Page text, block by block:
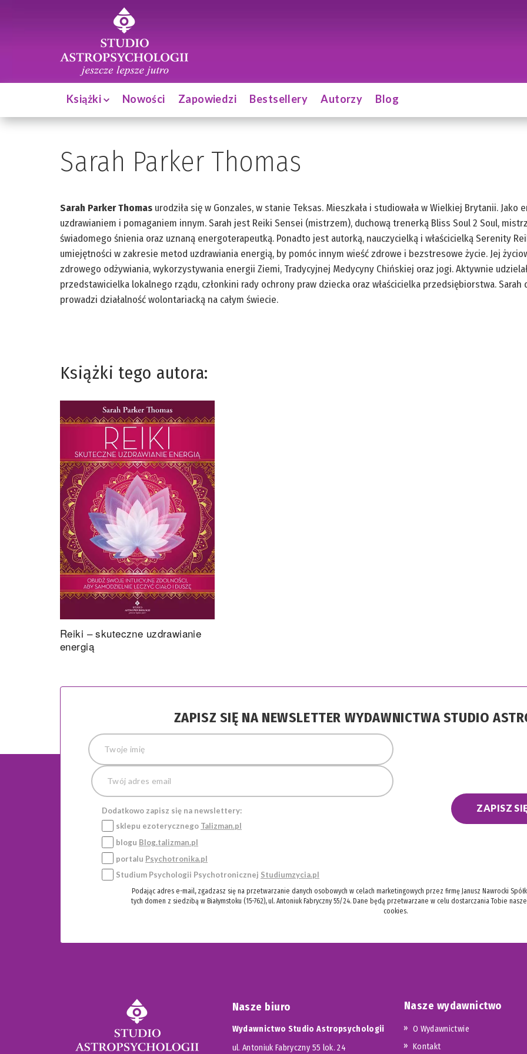
Książki Nowości Zapowiedzi Bestsellery Autorzy Blog
Sarah Parker Thomas
Sarah Parker Thomas urodziła się w Gonzales, w stanie Teksas. Mieszkała i studiowała w Wielkiej Brytanii. Jako
uzdrawianiem i pomaganiem innym. Sarah jest Reiki Sensei (mistrzem), duchową trenerką Bliss Soul 2 Soul,
świadomego śnienia oraz uznaną energoterapeutką. Ponadto jest autorką, nauczycielką i właścicielką Serenity
umiejętności w zakresie metod uzdrawiania energią, by pomóc innym wieść zdrowe i bezstresowe życie. Jej
zdrowego odżywiania, wykorzystywania energii Ziemi, Tradycyjnej Medycyny Chińskiej oraz jogi. Aktywnie
przedstawicielka lokalnego rządu, członkini rady ochrony praw dziecka oraz właścicielka przedsiębiorstwa.
prowadzi działalność wolontariacką na całym świecie.
Książki tego autora:
Reiki – skuteczne uzdrawianie
energią
ZAPISZ SIĘ NA NEWSLETTER WYDAWNICTWA STUDIO
Dodatkowo zapisz się na newslettery:
sklepu ezoterycznego Talizman.pl
blogu Blog.talizman.pl
portalu Psychotronika.pl
Studium Psychologii Psychotronicznej Studiumzycia.pl
ZAPISZ
Podając adres e-mail, zgadzasz się na przetwarzanie danych osobowych w celach marketingowych przez firmę Janusz Nawrocki
tych domen z siedzibą w Białymstoku (15-762), ul. Antoniuk Fabryczny 55/24. Dane będą przetwarzane w celu dostarczania Tobie
cookies.
Nasze biuro
Wydawnictwo Studio Astropsychologii
ul. Antoniuk Fabryczny 55 lok. 24
Nasze wydawnictwo
O Wydawnictwie
Kontakt